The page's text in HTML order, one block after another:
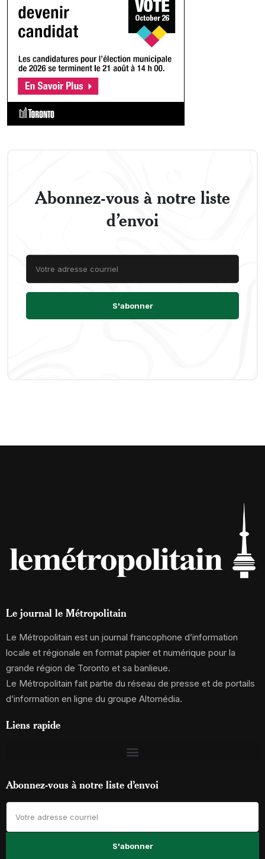
Abonnez-vous à notre liste
d’envoi
Le journal le Métropolitain
Le Métropolitain est un journal francophone d’information
locale et régionale en format papier et numérique pour la
grande région de Toronto et sa banlieue.
Le Métropolitain fait partie du réseau de presse et de portails
d’information en ligne du groupe Altomédia.
Liens rapide
Abonnez-vous à notre liste d’envoi